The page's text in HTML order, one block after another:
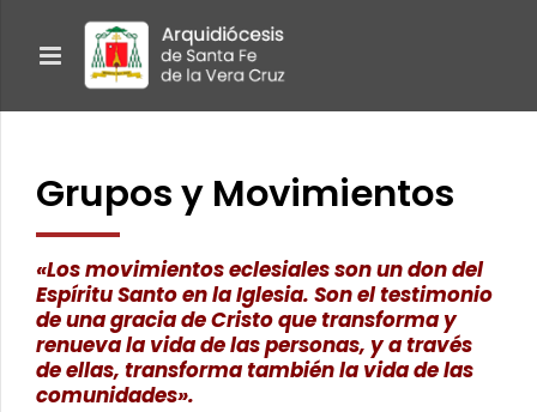
Grupos y Movimientos
«Los movimientos eclesiales son un don del
Espíritu Santo en la Iglesia. Son el testimonio
de una gracia de Cristo que transforma y
renueva la vida de las personas, y a través
de ellas, transforma también la vida de las
comunidades».